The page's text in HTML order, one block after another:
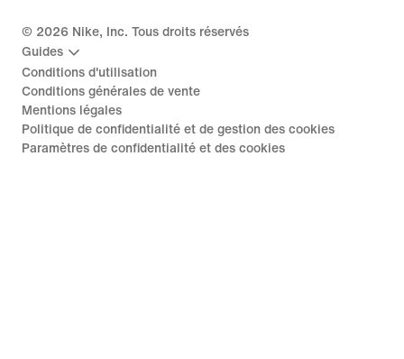
© 2026 Nike, Inc. Tous droits réservés
Guides
Conditions d'utilisation
Conditions générales de vente
Mentions légales
Politique de confidentialité et de gestion des cookies
Paramètres de confidentialité et des cookies